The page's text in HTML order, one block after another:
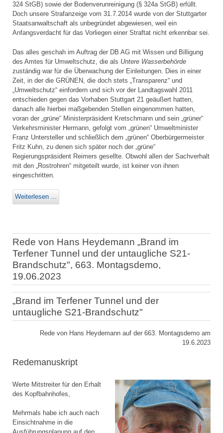
324 StGB) sowie der Bodenverunreinigung (§ 324a StGB) erfüllt.
Doch unsere Strafanzeige vom 31.7.2014 wurde von der Stuttgarter
Staatsanwaltschaft als unbegründet abgewiesen, weil ein
Anfangsverdacht für das Vorliegen einer Straftat nicht erkennbar sei.
Das alles geschah im Auftrag der DB AG mit Wissen und Billigung
des Amtes für Umweltschutz, die als Untere Wasserbehörde
zuständig war für die Überwachung der Einleitungen. Dies in einer
Zeit, in der die GRÜNEN, die doch stets „Transparenz“ und
„Umweltschutz“ einfordern und sich vor der Landtagswahl 2011
entschieden gegen das Vorhaben Stuttgart 21 geäußert hatten,
danach alle hierbei maßgebenden Stellen eingenommen hatten,
voran der „grüne“ Ministerpräsident Kretschmann und sein „grüner“
Verkehrsminister Hermann, gefolgt vom „grünen“ Umweltminister
Franz Untersteller und schließlich dem „grünen“ Oberbürgermeister
Fritz Kuhn, zu denen sich später noch der „grüne“
Regierungspräsident Reimers gesellte. Obwohl allen der Sachverhalt
mit den „Rostrohren“ mitgeteilt wurde, ist keiner von ihnen
eingeschritten.
Weiterlesen ...
Rede von Hans Heydemann „Brand im
Terfener Tunnel und der untaugliche S21-
Brandschutz", 663. Montagsdemo,
19.06.2023
„Brand im Terfener Tunnel und der
untaugliche S21-Brandschutz"
Rede von Hans Heydemann auf der 663. Montagsdemo am
19.6.2023
Redemanuskript
Werte Mitstreiter für den Erhalt
des Kopfbahnhofes,
Mehrmals habe ich auch nach
Einsichtnahme in die